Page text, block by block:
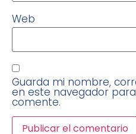
Web
Guarda mi nombre,
en este navegador
comente.